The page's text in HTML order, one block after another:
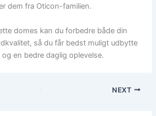
dem fra Oticon-familien.
domes kan du forbedre både din
så du får bedst muligt udbytte
en bedre daglig oplevelse.
NEXT